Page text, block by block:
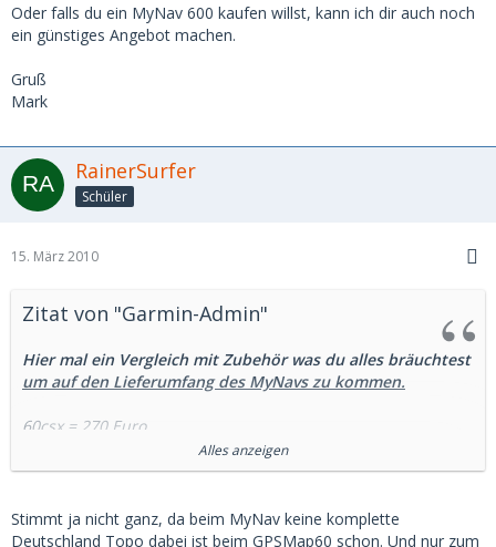
Oder falls du ein MyNav 600 kaufen willst, kann ich dir auch noch
ein günstiges Angebot machen.
Gruß
Mark
RainerSurfer
Schüler
15. März 2010
Zitat von "Garmin-Admin"
Hier mal ein Vergleich mit Zubehör was du alles bräuchtest
um auf den Lieferumfang des MyNavs zu kommen.
60csx = 270 Euro
City Navigator Europa = 100 Euro
KFZ Kit = 55 Euro
4 Mignon Akkus = 10 Euro
Alles anzeigen
Stimmt ja nicht ganz, da beim MyNav keine komplette
Deutschland Topo dabei ist beim GPSMap60 schon. Und nur zum